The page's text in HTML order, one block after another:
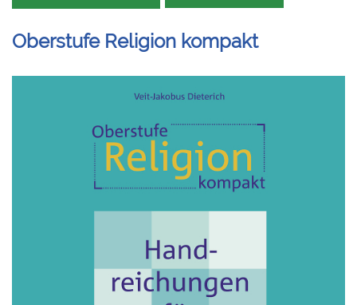
Oberstufe Religion kompakt